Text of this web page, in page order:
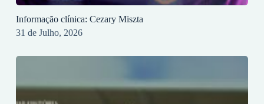
Informação clínica: Cezary Miszta
31 de Julho, 2026